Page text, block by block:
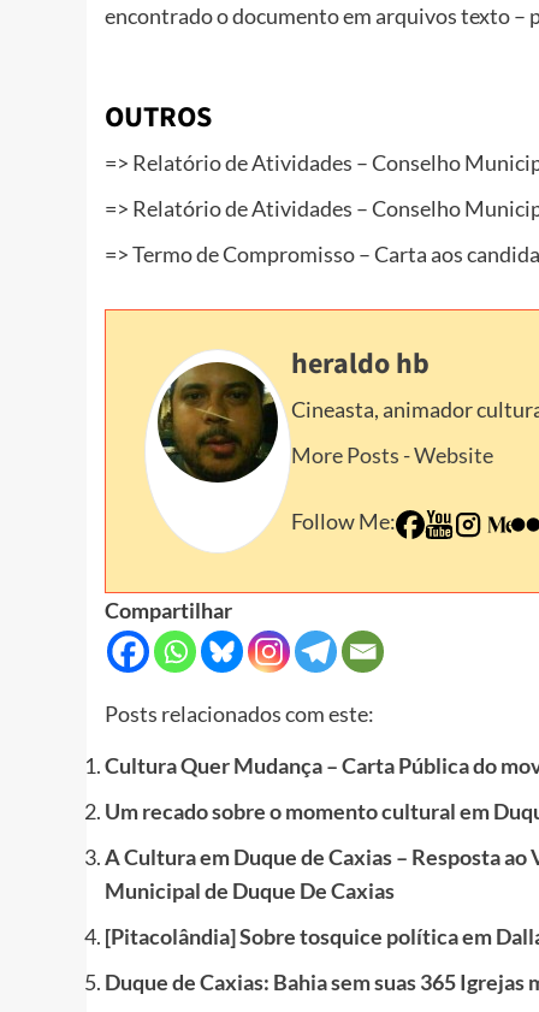
encontrado o documento em arquivos texto –
OUTROS
=> Relatório de Atividades – Conselho
=> Relatório de Atividades – Conselho
=> Termo de Compromisso – Carta aos
heraldo hb
Cineasta, animador
More Posts -Website
Follow Me:
Compartilhar
Posts relacionados com este:
Cultura Quer Mudança – Carta Pública do
Um recado sobre o momento cultural em
A Cultura em Duque de Caxias – Resposta
Municipal de Duque De Caxias
[Pitacolândia] Sobre tosquice política em
Duque de Caxias: Bahia sem suas 365